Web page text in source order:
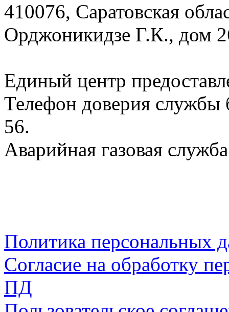
410076, Саратовская
Орджоникидзе Г.К., дом
Единый центр
Телефон доверия службы
56.
Аварийная газовая
Политика персональных
Согласие на обработку
ПД